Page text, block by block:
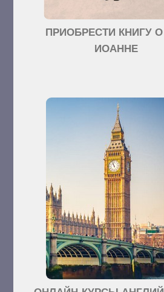
ПРИОБРЕСТИ КНИГУ О
ИОАННЕ